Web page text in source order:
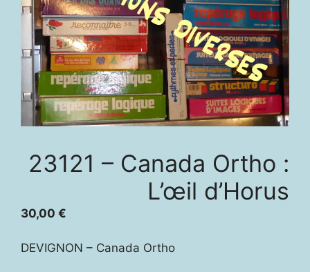
23121 – Canada Ortho :
L’œil d’Horus
30,00 €
DEVIGNON – Canada Ortho